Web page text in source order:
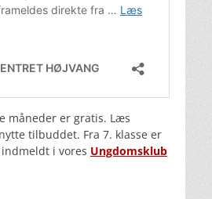
måneder er gratis. Læs
tilbuddet. Fra 7. klasse er
i vores Ungdomsklub